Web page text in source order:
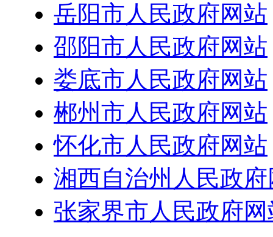
岳阳市人民政府网站
邵阳市人民政府网站
娄底市人民政府网站
郴州市人民政府网站
怀化市人民政府网站
湘西自治州人民政
张家界市人民政府网